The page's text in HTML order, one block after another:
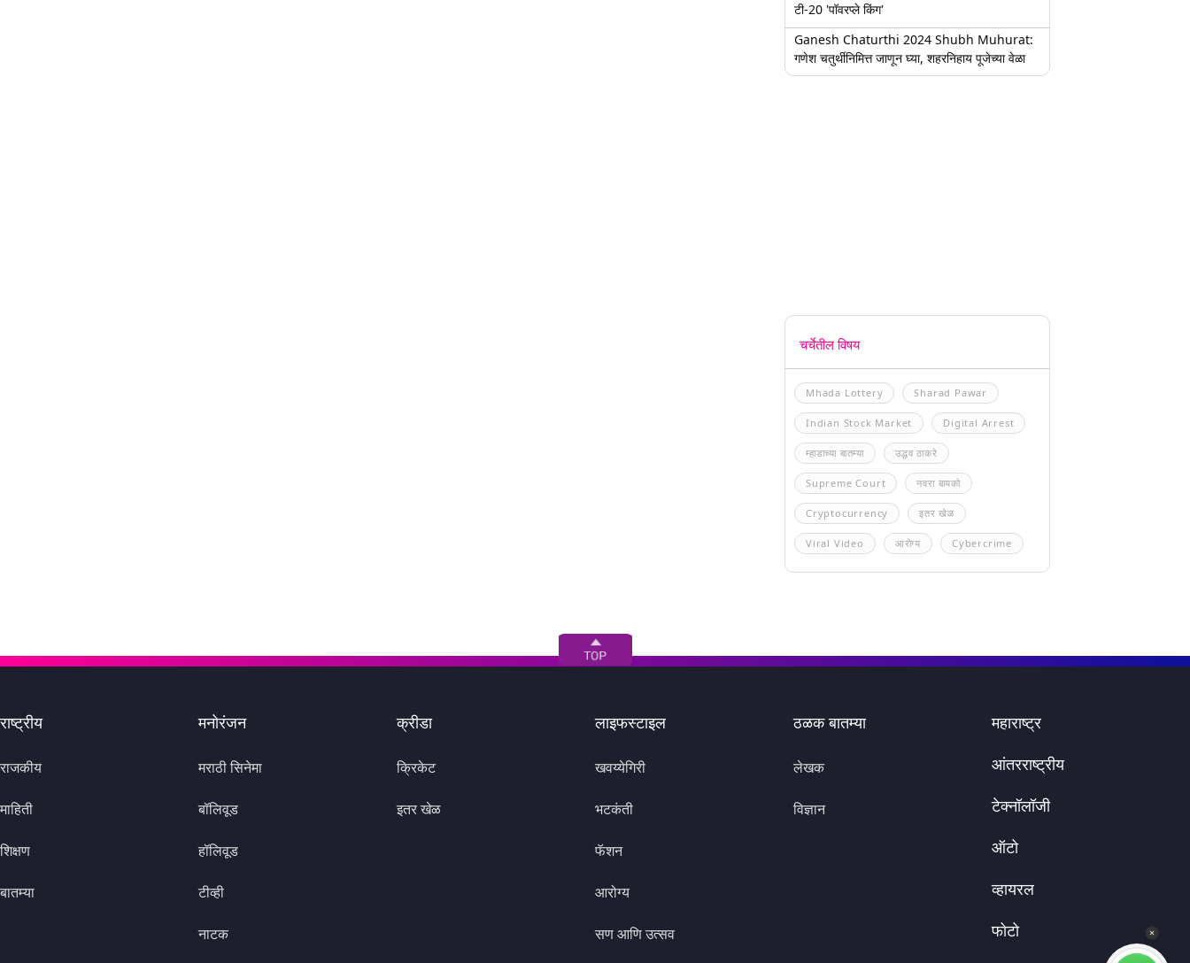
टी-20 'पॉवरप्ले किंग'
Ganesh Chaturthi 2024 Shubh Muhurat:
गणेश चतुर्थीनिमित्त जाणून घ्या, शहरनिहाय पूजेच्या वेळा
चर्चेतील विषय
Mhada Lottery Sharad Pawar
Indian Stock Market Digital Arrest
म्हाडाच्या बातम्या उद्धव ठाकरे
Supreme Court नवरा बायको
Cryptocurrency इतर खेळ
Viral Video आरोग्य Cybercrime
राष्ट्रीय
राजकीय
माहिती
शिक्षण
बातम्या
मनोरंजन
मराठी सिनेमा
बॉलिवूड
हॉलिवूड
टीव्ही
नाटक
क्रीडा
क्रिकेट
इतर खेळ
लाइफस्टाइल
खवय्येगिरी
भटकंती
फॅशन
आरोग्य
सण आणि उत्सव
ठळक बातम्या
लेखक
विज्ञान
महाराष्ट्र
आंतरराष्ट्रीय
टेक्नॉलॉजी
ऑटो
व्हायरल
फोटो